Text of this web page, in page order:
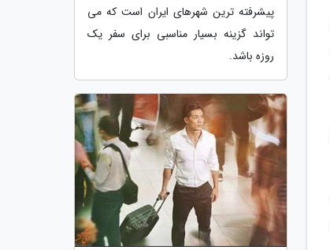
پیشرفته ترین شهرهای ایران است که می
تواند گزینه بسیار مناسبی برای سفر یک
روزه باشد.